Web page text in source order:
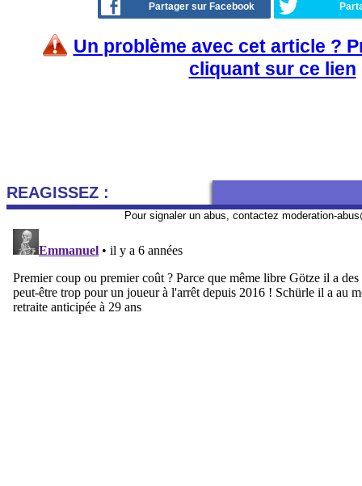
Partager sur Facebook
Un problème avec cet article ?
cliquant sur ce lien
REAGISSEZ :
Pour signaler un abus, contactez moderation-